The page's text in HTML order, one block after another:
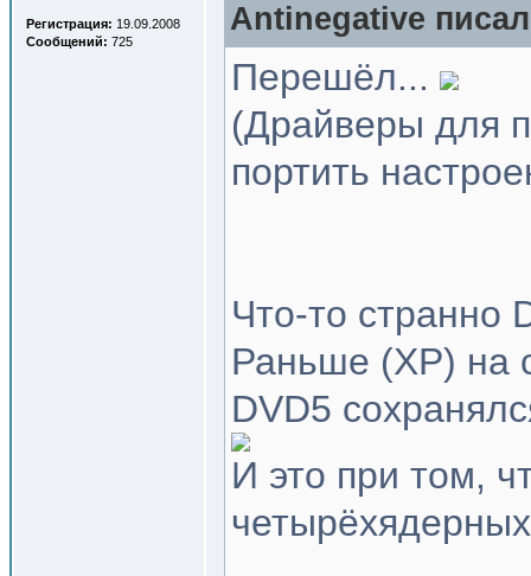
Регистрация: 19.09.2008
Сообщений: 725
Antinegative
Перешёл...
(Драйверы для
портить
Что-то странно
Раньше (XP) на
DVD5
И это при том,